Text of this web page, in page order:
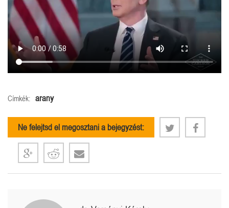
Címkék: arany
Ne felejtsd el megosztani a bejegyzést: